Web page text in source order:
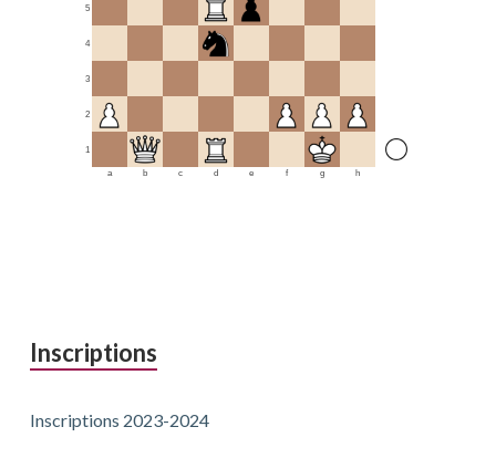
1
2
3
4
5
a b c d e f g h
Inscriptions
Inscriptions 2023-2024